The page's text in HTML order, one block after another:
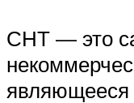
СНТ — это